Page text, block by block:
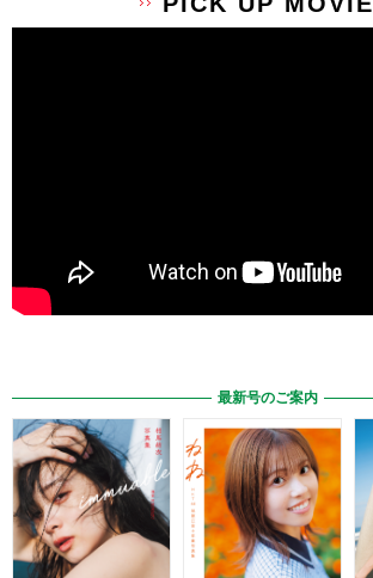
最新号のご案内